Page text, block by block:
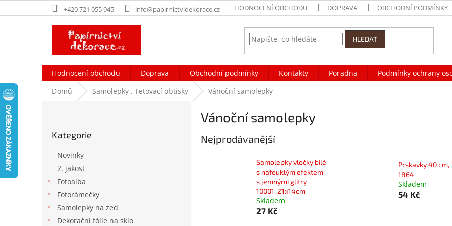
na
+420 721 055 945 info@papirnictvidekorace.cz HODNOCENÍ OBCHODU DOPRAVA OBCHODNÍ PODMÍNKY
HLEDAT
Hodnocení obchodu Doprava Obchodní podmínky Kontakty Poradna Podmínky ochrany
Domů
Samolepky , Tetovací obtisky Vánoční samolepky
kategorie
Kategorie
Novinky
2. jakost
Fotoalba
Fotorámečky
Samolepky na zeď
Dekorační fólie na sklo
Vánoční samolepky
Nejprodávanější
Samolepky vločky bílé
s nafouklým efektem
s jemnými glitry
10001, 21x14cm
Skladem
27 Kč
Prskavky 40 cm,
1864
Skladem
54 Kč